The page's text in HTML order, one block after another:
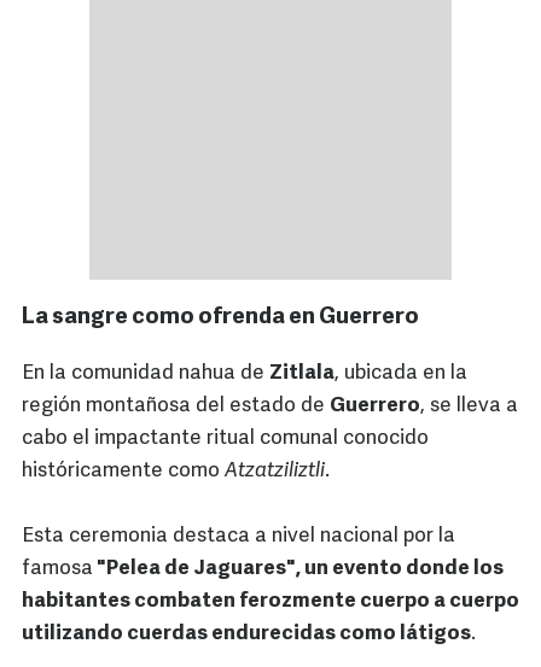
La sangre como ofrenda en Guerrero
En la comunidad nahua de Zitlala, ubicada en la
región montañosa del estado de Guerrero, se lleva a
cabo el impactante ritual comunal conocido
históricamente como Atzatziliztli.
Esta ceremonia destaca a nivel nacional por la
famosa "Pelea de Jaguares", un evento donde los
habitantes combaten ferozmente cuerpo a cuerpo
utilizando cuerdas endurecidas como látigos.